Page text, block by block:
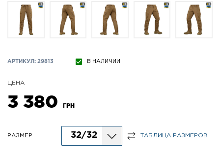
АРТИКУЛ: 29813 В НАЛИЧИИ
ЦЕНА
3 380 ГРН
РАЗМЕР 32/32 ТАБЛИЦА РАЗМЕРОВ